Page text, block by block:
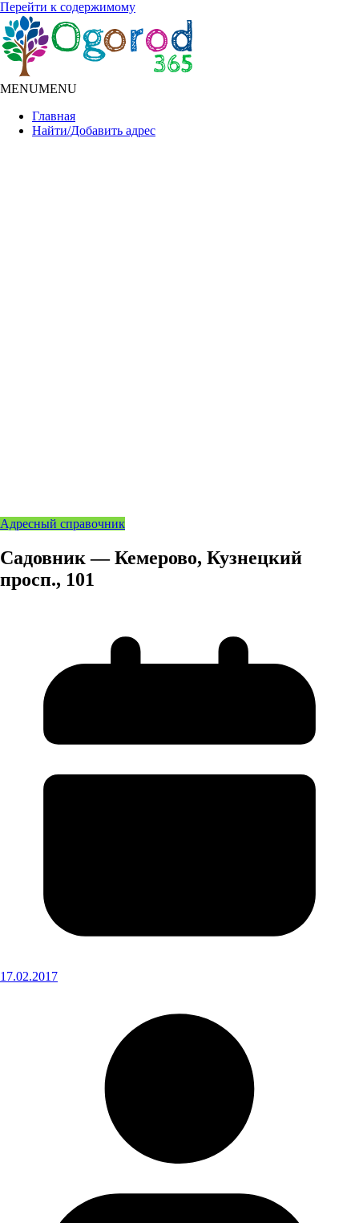
Перейти к содержимому
MENUMENU
Главная
Найти/Добавить адрес
Адресный справочник
Садовник — Кемерово, Кузнецкий
просп., 101
17.02.2017